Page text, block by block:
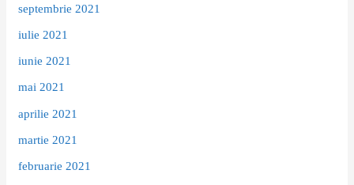
septembrie 2021
iulie 2021
iunie 2021
mai 2021
aprilie 2021
martie 2021
februarie 2021